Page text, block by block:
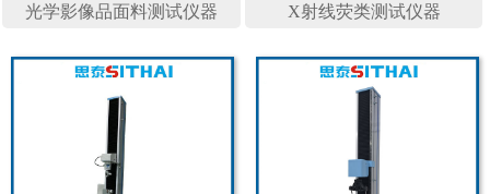
光学影像 X射线荧